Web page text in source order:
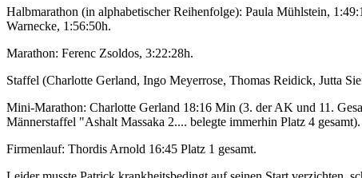
Halbmarathon (in alphabetischer Reihenfolge): Paula Mühlstein,
Warnecke, 1:56:50h.
Marathon: Ferenc Zsoldos, 3:22:28h.
Staffel (Charlotte Gerland, Ingo Meyerrose, Thomas Reidick, Jutta
Mini-Marathon: Charlotte Gerland 18:16 Min (3. der AK und 11.
Männerstaffel "Ashalt Massaka 2.... belegte immerhin Platz 4 gesamt).
Firmenlauf: Thordis Arnold 16:45 Platz 1 gesamt.